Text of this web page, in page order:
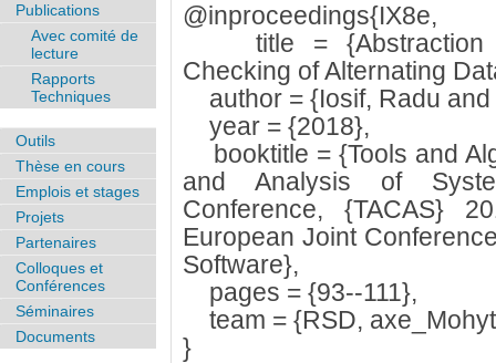
@inproceedings{IX8e,
title = {Abstraction
Checking of Alternating
author = {Iosif, Radu and
year = {2018},
booktitle = {Tools and
and Analysis of
Conference, {TACAS}
European Joint
Software},
pages = {93--111},
team = {RSD,
}
Publications
Avec comité de
lecture
Rapports
Techniques
Outils
Thèse en cours
Emplois et stages
Projets
Partenaires
Colloques et
Conférences
Séminaires
Documents